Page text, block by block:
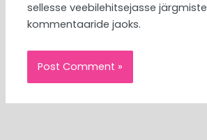
sellesse veebilehitsejasse järgmiste
kommentaaride jaoks.